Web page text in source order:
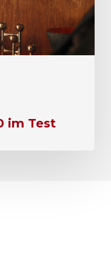
im Test